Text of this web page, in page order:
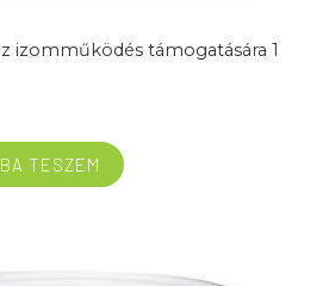
izomműködés támogatására 1
TESZEM